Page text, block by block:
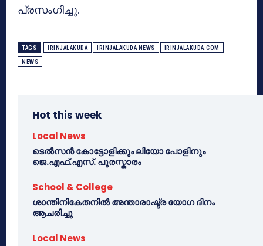
പ്രസംഗിച്ചു.
TAGS IRINJALAKUDA IRINJALAKUDA NEWS IRINJALAKUDA.COM
NEWS
Hot this week
Local News
ടെൽസൻ കോട്ടോളിക്കും ലിയോ പോളിനും
ജെ.എഫ്.എസ്. പുരസ്കാരം
School & College
ശാന്തിനികേതനിൽ അന്താരാഷ്ട്ര യോഗ ദിനം
ആചരിച്ചു
Local News